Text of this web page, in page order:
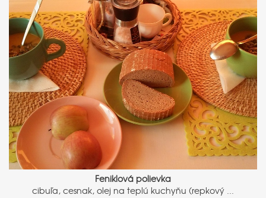
Feniklová polievka
cibuľa, cesnak, olej na teplú kuchyňu (repkový ...